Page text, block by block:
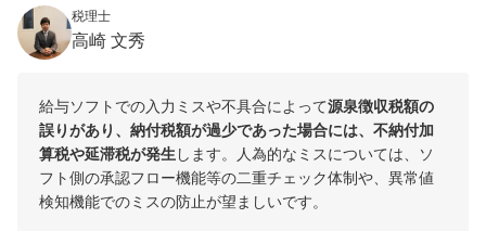
税理士
高崎 文秀
給与ソフトでの入力ミスや不具合によって源泉徴収税額の
誤りがあり、納付税額が過少であった場合には、不納付加
算税や延滞税が発生 します。人為的なミスについては、ソ
フト側の承認フロー機能等の二重チェック体制や、異常値
検知機能でのミスの防止が望ましいです。